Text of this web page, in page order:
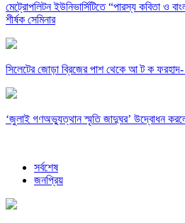
মেট্রোপলিটন ইউনিভার্সিটিতে “পারস্য কবিতা ও
শীর্ষক সেমিনার
সিলেটের জোড়া ব্রিজের পাশ থেকে আ ট ক ফরহাদ-
‘জুলাই গণঅভ্যুত্থান স্মৃতি জাদুঘর’ উদ্বোধন
সর্বশেষ
জনপ্রিয়